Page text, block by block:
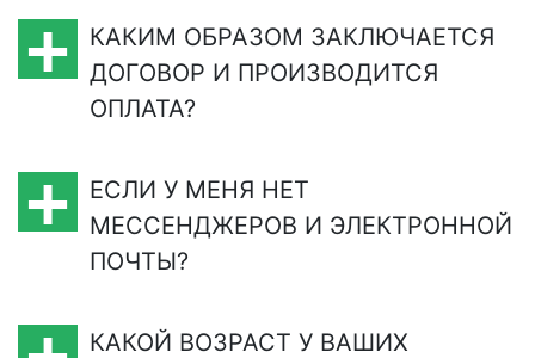
КАКИМ ОБРАЗОМ ЗАКЛЮЧАЕТСЯ
ДОГОВОР И ПРОИЗВОДИТСЯ
ОПЛАТА?
ЕСЛИ У МЕНЯ НЕТ
МЕСCЕНДЖЕРОВ И ЭЛЕКТРОННОЙ
ПОЧТЫ?
КАКОЙ ВОЗРАСТ У ВАШИХ